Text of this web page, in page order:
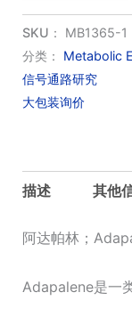
数
量
SKU： MB1365-1
分类： Metabolic
信号通路研究
大包装询价
描述 其他
阿达帕林；
Adapalene是一